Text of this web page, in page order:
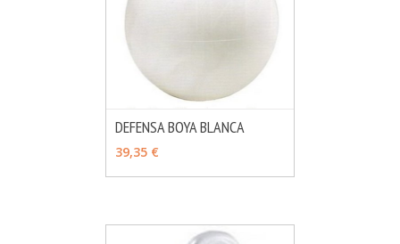
DEFENSA BOYA BLANCA
39,35 €